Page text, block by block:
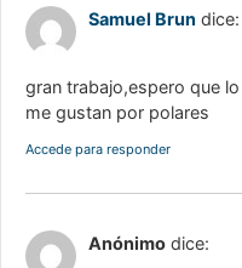
Samuel Brun dice:
gran trabajo,espero que
me gustan por polares
Accede para responder
Anónimo dice: